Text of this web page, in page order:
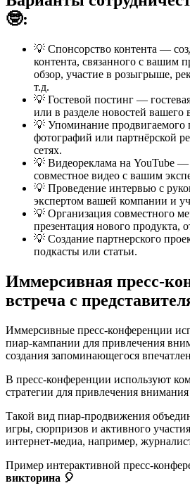
🤓:
💡 Спонсорство контента —
контента, связанного с вашим
обзор, участие в розыгрыше,
т.д.
💡 Гостевой постинг —
или в разделе новостей вашего
💡 Упоминание продвигаемого
фотографий или партнёрской
сетях.
💡 Видеореклама на YouTube —
совместное видео с вашим
💡 Проведение интервью с
экспертом вашей компании и
💡 Организация совместного
презентация нового продукта,
💡 Создание партнерского
подкасты или статьи.
Иммерсивная пресс-
встреча с
Иммерсивные пресс-конференции
пиар-кампании для привлечения
создания запоминающегося
В пресс-конференции используют
стратегии для привлечения
Такой вид пиар-продвижения
игры, сюрпризов и активного
интернет-медиа, например,
Пример интерактивной пресс-
викторина 🎈